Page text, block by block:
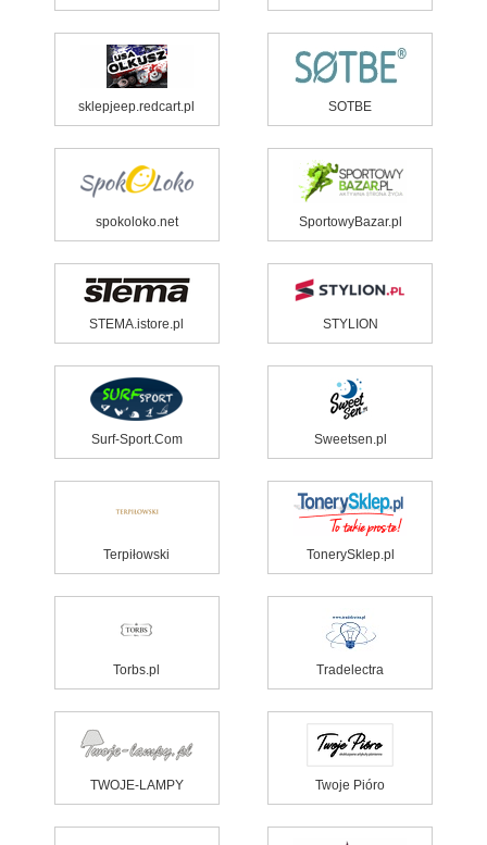
sklepjeep.redcart.pl SOTBE
spokoloko.net SportowyBazar.pl
STEMA.istore.pl STYLION
Surf-Sport.Com Sweetsen.pl
Terpiłowski TonerySklep.pl
Torbs.pl Tradelectra
TWOJE-LAMPY Twoje Pióro